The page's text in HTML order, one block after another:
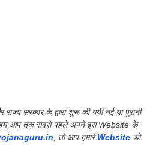
सरकार के द्वारा शुरू की गयी नई या पुरानी
हम आप तक सबसे पहले अपने इस Website के
, तो आप हमारेWebsiteको